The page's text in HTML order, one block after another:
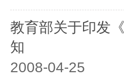
教育部关于印发
知
2008-04-25